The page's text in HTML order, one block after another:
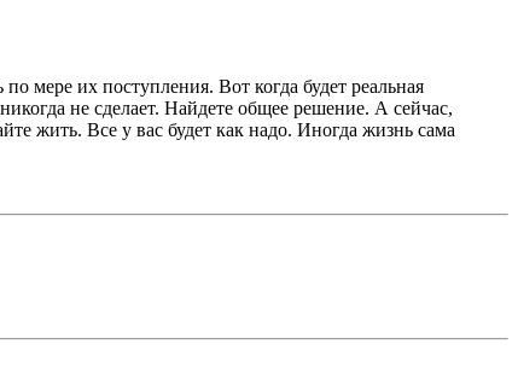
мере их поступления. Вот когда будет реальная
не сделает. Найдете общее решение. А сейчас,
жить. Все у вас будет как надо. Иногда жизнь сама